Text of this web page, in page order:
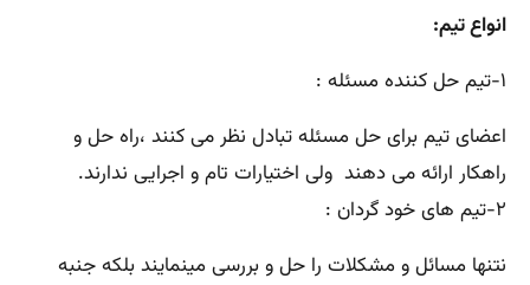
انواع تیم:
۱-تیم حل کننده مسئله :
اعضای تیم برای حل مسئله تبادل نظر می کنند ،راه حل و
راهکار ارائه می دهند ولی اختیارات تام و اجرایی ندارند.
۲-تیم های خود گردان :
نتنها مسائل و مشکلات را حل و بررسی مینمایند بلکه جنبه